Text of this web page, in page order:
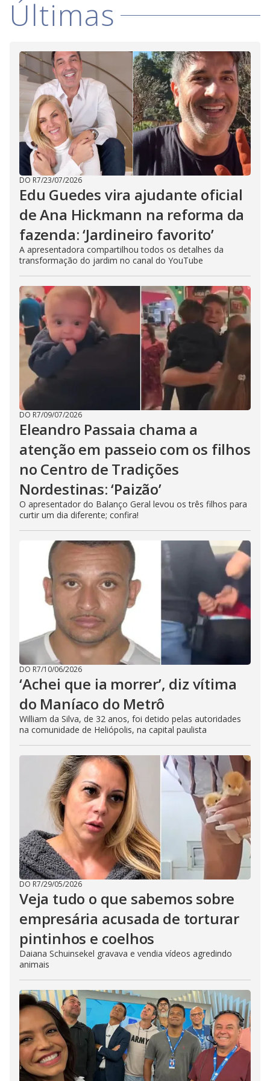
i
d
e
o
Últimas
DO R7/23/07/2026
Edu Guedes vira ajudante oficial
de Ana Hickmann na reforma da
fazenda: ‘Jardineiro favorito’
A apresentadora compartilhou todos os detalhes da
transformação do jardim no canal do YouTube
DO R7/09/07/2026
Eleandro Passaia chama a
atenção em passeio com os filhos
no Centro de Tradições
Nordestinas: ‘Paizão’
O apresentador do Balanço Geral levou os três filhos para
curtir um dia diferente; confira!
DO R7/10/06/2026
‘Achei que ia morrer’, diz vítima
do Maníaco do Metrô
William da Silva, de 32 anos, foi detido pelas autoridades
na comunidade de Heliópolis, na capital paulista
DO R7/29/05/2026
Veja tudo o que sabemos sobre
empresária acusada de torturar
pintinhos e coelhos
Daiana Schuinsekel gravava e vendia vídeos agredindo
animais